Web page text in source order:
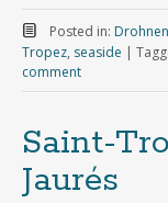
Posted in:
Tropez, seaside |
comment
Saint-
Jaurés